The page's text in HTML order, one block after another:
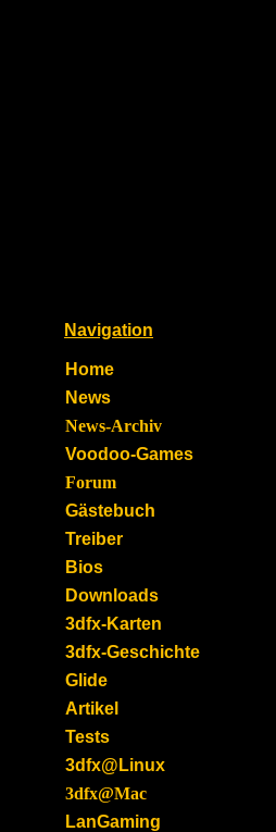
Navigation
Home
News
News-Archiv
Voodoo-Games
Forum
Gästebuch
Treiber
Bios
Downloads
3dfx-Karten
3dfx-Geschichte
Glide
Artikel
Tests
3dfx@Linux
3dfx@Mac
LanGaming